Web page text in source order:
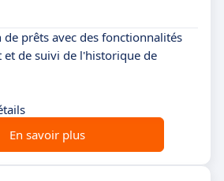
prêts avec des fonctionnalités
de suivi de l'historique de
En savoir plus